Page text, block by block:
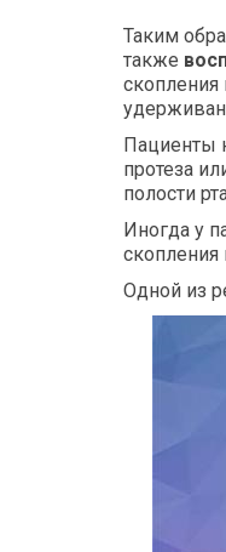
Таким
также
скопления
Пациенты
протеза
полости
Иногда у
скопления
Одной из